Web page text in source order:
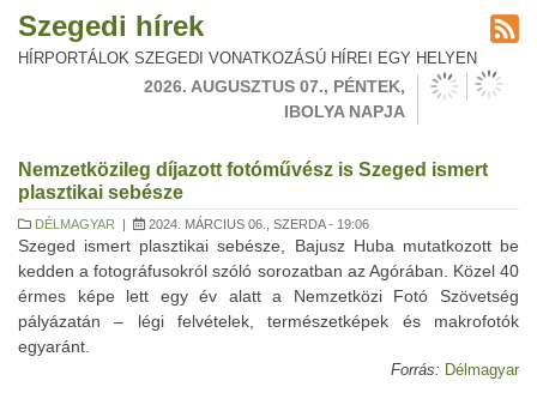
Szegedi hírek
HÍRPORTÁLOK SZEGEDI VONATKOZÁSÚ HÍREI EGY HELYEN
2026. AUGUSZTUS 07., PÉNTEK,
IBOLYA NAPJA
Nemzetközileg díjazott fotóművész is Szeged ismert
plasztikai sebésze
DÉLMAGYAR | 2024. MÁRCIUS 06., SZERDA - 19:06
Szeged ismert plasztikai sebésze, Bajusz Huba mutatkozott be
kedden a fotográfusokról szóló sorozatban az Agórában. Közel 40
érmes képe lett egy év alatt a Nemzetközi Fotó Szövetség
pályázatán – légi felvételek, természetképek és makrofotók
egyaránt.
Forrás: Délmagyar